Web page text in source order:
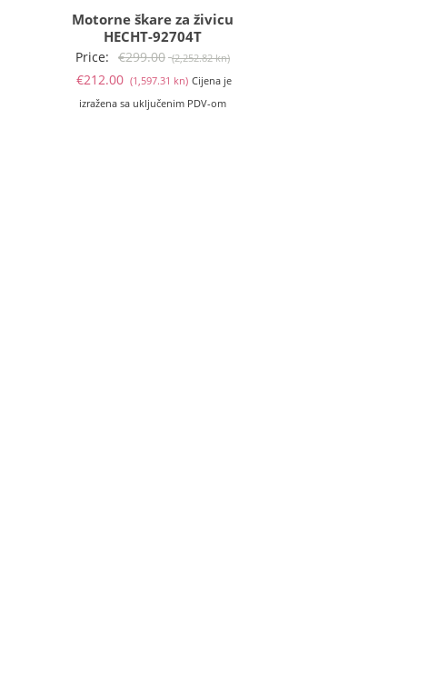
Motorne škare za živicu
HECHT-92704T
Price: €299.00 (2,252.82 kn)Izvorna
cijena
€212.00 (1,597.31 kn)Trenutna
cijena
Cijena je
izražena sa uključenim PDV-om